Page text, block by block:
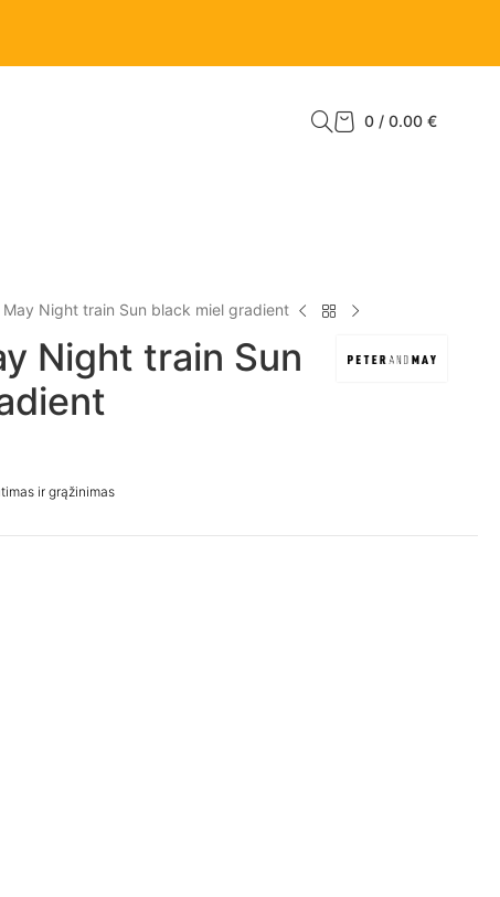
0 / 0.00 €
May Night train Sun black miel gradient
Night train Sun
ir grąžinimas